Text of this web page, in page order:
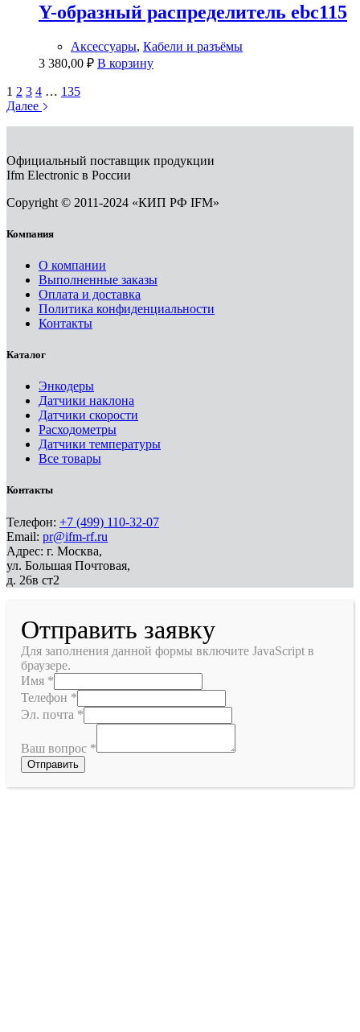
Y-образный распределитель ebc115
Аксессуары, Кабели и разъёмы
3 380,00 ₽ В корзину
1 2 3 4 … 135
Далее
Официальный поставщик продукции
Ifm Electronic в России
Copyright © 2011-2024 «КИП РФ IFM»
Компания
О компании
Выполненные заказы
Оплата и доставка
Политика конфиденциальности
Контакты
Каталог
Энкодеры
Датчики наклона
Датчики скорости
Расходометры
Датчики температуры
Все товары
Контакты
Телефон: +7 (499) 110-32-07
Email: pr@ifm-rf.ru
Адрес: г. Москва,
ул. Большая Почтовая,
д. 26в ст2
Отправить заявку
Для заполнения данной формы включите JavaScript в
браузере.
Имя *
Телефон *
Эл. почта *
Ваш вопрос *
Отправить